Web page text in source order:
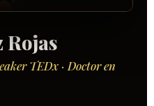
Rojas
TEDx · Doctor en